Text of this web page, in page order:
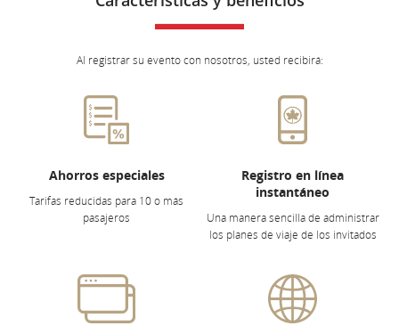
Al registrar su evento con nosotros, usted recibirá:
Ahorros especiales
Tarifas reducidas para 10 o más
pasajeros
Registro en línea
instantáneo
Una manera sencilla de administrar
los planes de viaje de los invitados